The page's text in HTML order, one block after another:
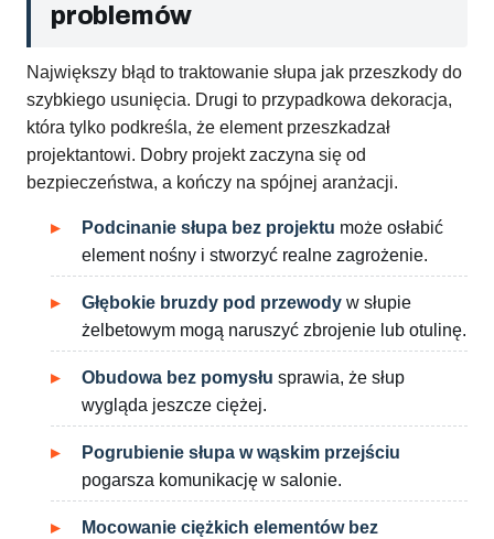
problemów
Największy błąd to traktowanie słupa jak przeszkody do
szybkiego usunięcia. Drugi to przypadkowa dekoracja,
która tylko podkreśla, że element przeszkadzał
projektantowi. Dobry projekt zaczyna się od
bezpieczeństwa, a kończy na spójnej aranżacji.
Podcinanie słupa bez projektu może osłabić
element nośny i stworzyć realne zagrożenie.
Głębokie bruzdy pod przewody w słupie
żelbetowym mogą naruszyć zbrojenie lub otulinę.
Obudowa bez pomysłu sprawia, że słup
wygląda jeszcze ciężej.
Pogrubienie słupa w wąskim przejściu
pogarsza komunikację w salonie.
Mocowanie ciężkich elementów bez